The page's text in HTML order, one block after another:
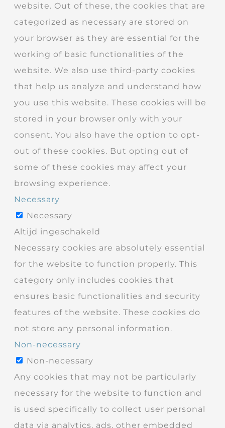
website. Out of these, the cookies that are
categorized as necessary are stored on
your browser as they are essential for the
working of basic functionalities of the
website. We also use third-party cookies
that help us analyze and understand how
you use this website. These cookies will be
stored in your browser only with your
consent. You also have the option to opt-
out of these cookies. But opting out of
some of these cookies may affect your
browsing experience.
Necessary
Necessary
Altijd ingeschakeld
Necessary cookies are absolutely essential
for the website to function properly. This
category only includes cookies that
ensures basic functionalities and security
features of the website. These cookies do
not store any personal information.
Non-necessary
Non-necessary
Any cookies that may not be particularly
necessary for the website to function and
is used specifically to collect user personal
data via analytics, ads, other embedded